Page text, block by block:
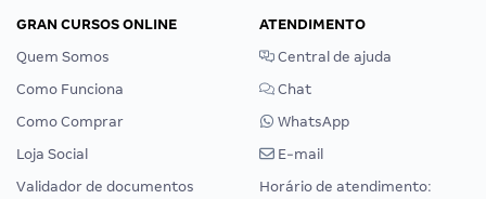
GRAN CURSOS ONLINE
Quem Somos
Como Funciona
Como Comprar
Loja Social
Validador de documentos
ATENDIMENTO
Central de ajuda
Chat
WhatsApp
E-mail
Horário de atendimento: